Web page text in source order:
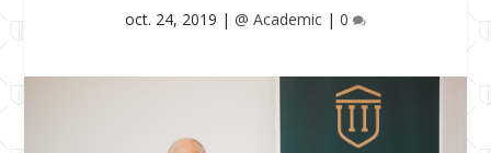
oct. 24, 2019 | @ Academic | 0